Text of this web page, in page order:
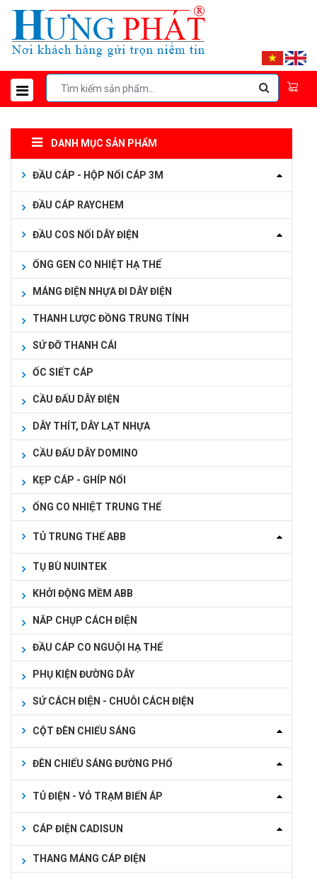
DANH MỤC SẢN PHẨM
ĐẦU CÁP - HỘP NỐI CÁP 3M
ĐẦU CÁP RAYCHEM
ĐẦU COS NỐI DÂY ĐIỆN
ỐNG GEN CO NHIỆT HẠ THẾ
MÁNG ĐIỆN NHỰA ĐI DÂY ĐIỆN
THANH LƯỢC ĐỒNG TRUNG TÍNH
SỨ ĐỠ THANH CÁI
ỐC SIẾT CÁP
CẦU ĐẤU DÂY ĐIỆN
DÂY THÍT, DÂY LẠT NHỰA
CẦU ĐẤU DÂY DOMINO
KẸP CÁP - GHÍP NỐI
ỐNG CO NHIỆT TRUNG THẾ
TỦ TRUNG THẾ ABB
TỤ BÙ NUINTEK
KHỞI ĐỘNG MỀM ABB
NẮP CHỤP CÁCH ĐIỆN
ĐẦU CÁP CO NGUỘI HẠ THẾ
PHỤ KIỆN ĐƯỜNG DÂY
SỨ CÁCH ĐIỆN - CHUỖI CÁCH ĐIỆN
CỘT ĐÈN CHIẾU SÁNG
ĐÈN CHIẾU SÁNG ĐƯỜNG PHỐ
TỦ ĐIỆN - VỎ TRẠM BIẾN ÁP
CÁP ĐIỆN CADISUN
THANG MÁNG CÁP ĐIỆN